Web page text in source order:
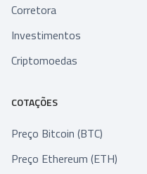
Corretora
Investimentos
Criptomoedas
COTAÇÕES
Preço Bitcoin (BTC)
Preço Ethereum (ETH)